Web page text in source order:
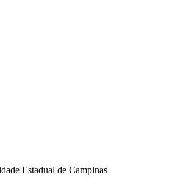
Estadual de Campinas